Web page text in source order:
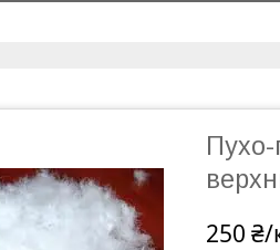
Пухо-
250 ₴/